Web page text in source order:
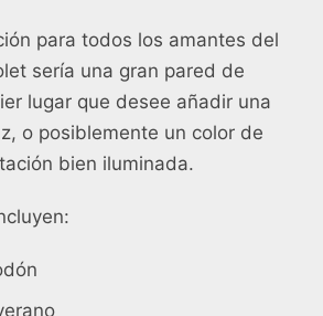
para todos los amantes del
sería una gran pared de
lugar que desee añadir una
o posiblemente un color de
bien iluminada.